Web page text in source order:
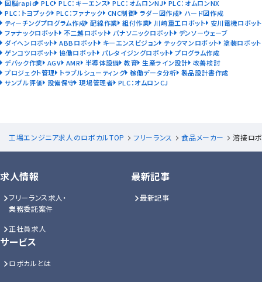
図脳rapid PLC PLC：キーエンス PLC：オムロンNJ
PLC：オムロンNX
PLC：トヨプック PLC：ファナック CNC制御 ラダー図作成
ハード図作成
ティーチングプログラム作成 配線作業 組付作業 川崎重工ロボット
安川電機ロボット
ファナックロボット
不二越ロボット パナソニックロボット デンソーウェーブ
ダイヘンロボット ABBロボット キーエンスビジョン テックマンロボット 塗装ロボット
ゲンコツロボット 協働ロボット パレタイジングロボット プログラム作成
デバック作業 AGV AMR 半導体設備 教育 生産ライン設計 改善検討
プロジェクト管理 トラブルシューティング 稼働データ分析 製品設計書作成
サンプル評価 設備保守 現場管理者 PLC：オムロンCJ
工場エンジニア求人のロボカルTOP フリーランス 食品メーカー 溶接ロ
求人情報
フリーランス求人・
業務委託案件
正社員求人
最新記事
最新記事
サービス
ロボカルとは